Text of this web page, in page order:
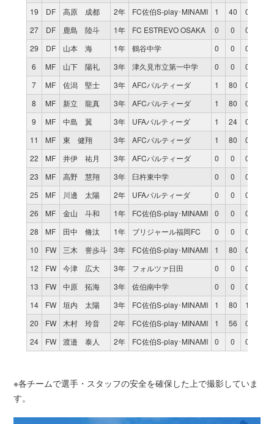
19
DF 高原 成都 2年 FC佐伯S-play･MINAMI 1 40
0
27
DF 鹿島 陸斗 1年 FC ESTREVO OSAKA 0 0
0
29
DF 山本 海 1年 鶴谷中学 0 0
0
6
MF 山下 陽礼 3年 津久見市立第一中学 0 0
0
7
MF 佐潟 堅士 3年 AFCパルティーダ 1 80
0
8
MF 新立 龍真 3年 AFCパルティーダ 1 80
0
9
MF 中島 翼 3年 UFAパルティーダ 1 24
0
11
MF 東 健翔 3年 AFCパルティーダ 1 80
0
22
MF 井伊 祐月 3年 AFCパルティーダ 0 0
0
23
MF 高野 慧翔 3年 臼杵東中学 0 0
0
25
MF 川邊 太陽 2年 UFAパルティーダ 0 0
0
26
MF 金山 斗和 1年 FC佐伯S-play･MINAMI 0 0
0
28
MF 田中 脩汰 1年 ブリジャール福岡FC 0 0
0
10
FW 三木 誉歩斗 3年 FC佐伯S-play･MINAMI 1 80
0
12
FW 今津 広大 3年 フォルツァ日田 0 0
0
13
FW 中原 拓海 3年 佐伯南中学 0 0
0
14
FW 垣内 太陽 3年 FC佐伯S-play･MINAMI 1 80
1
20
FW 木村 玲音 2年 FC佐伯S-play･MINAMI 1 56
0
24
FW 渡邉 泰人 2年 FC佐伯S-play･MINAMI 0 0 0
※各チームで選手・スタッフの安全を確保した上で撮影していま
す。